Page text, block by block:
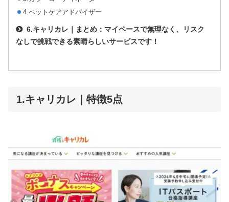
4.ペットケアアドバイザー
6.キャリカレ｜まとめ：マイペースで無理なく、リスク
なしで挑戦できる素晴らしいサービスです！
1.キャリカレ｜特徴5点